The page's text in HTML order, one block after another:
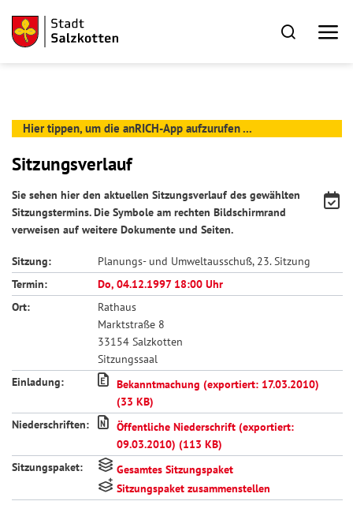
Hier tippen, um die anRICH-App aufzurufen ...
Sitzungsverlauf
Sie sehen hier den aktuellen Sitzungsverlauf des gewählten
Sitzungstermins. Die Symbole am rechten Bildschirmrand
verweisen auf weitere Dokumente und Seiten.
Sitzung:
Planungs- und Umweltausschuß, 23. Sitzung
Termin:
Do, 04.12.1997 18:00 Uhr
Ort:
Rathaus
Marktstraße 8
33154 Salzkotten
Sitzungssaal
Einladung:
Bekanntmachung (exportiert: 17.03.2010)
(33 KB)
Niederschriften:
Öffentliche Niederschrift (exportiert:
09.03.2010) (113 KB)
Sitzungspaket:
Gesamtes Sitzungspaket
Sitzungspaket zusammenstellen